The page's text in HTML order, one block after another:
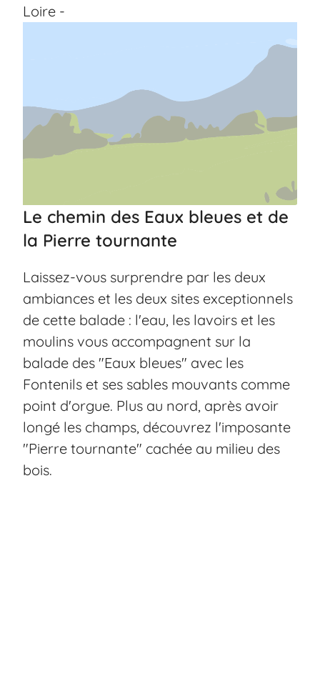
Loire -
Le chemin des Eaux bleues et de
la Pierre tournante
Laissez-vous surprendre par les deux
ambiances et les deux sites exceptionnels
de cette balade : l'eau, les lavoirs et les
moulins vous accompagnent sur la
balade des "Eaux bleues" avec les
Fontenils et ses sables mouvants comme
point d'orgue. Plus au nord, après avoir
longé les champs, découvrez l'imposante
"Pierre tournante" cachée au milieu des
bois.